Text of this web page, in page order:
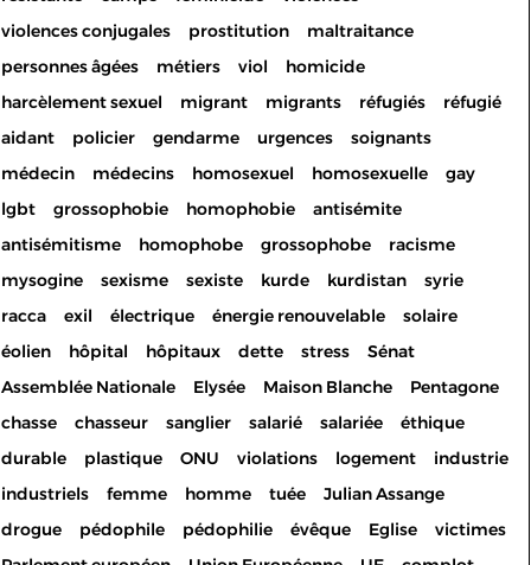
violences conjugales
prostitution
maltraitance
personnes âgées
métiers viol
homicide
harcèlement sexuel
migrant migrants réfugiés
réfugié
aidant
policier gendarme urgences
soignants
médecin
médecins homosexuel homosexuelle
gay
lgbt
grossophobie homophobie
antisémite
antisémitisme
homophobe grossophobe
racisme
mysogine
sexisme sexiste kurde kurdistan
syrie
racca
exil électrique énergie renouvelable
solaire
éolien
hôpital hôpitaux dette stress
Sénat
Assemblée Nationale
Elysée Maison Blanche
Pentagone
chasse
chasseur sanglier salarié salariée
éthique
durable
plastique ONU violations logement
industrie
industriels
femme homme tuée
Julian Assange
drogue
pédophile pédophilie évêque Eglise
victimes